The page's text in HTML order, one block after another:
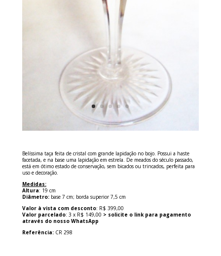
Belíssima taça feita de cristal com grande lapidação no bojo. Possui a haste
facetada, e na base uma lapidação em estrela. De meados do século passado,
está em ótimo estado de conservação, sem bicados ou trincados, perfeita para
uso e decoração.
Medidas:
Altura: 19 cm
Diâmetro:base 7 cm; borda superior 7,5 cm
Valor à vista com desconto: R$ 399,00
Valor parcelado: 3 x R$ 149,00 > solicite o link para pagamento
através do nosso WhatsApp
Referência:CR 298